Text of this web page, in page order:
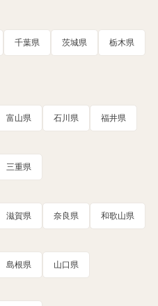
千葉県 茨城県 栃木県
富山県 石川県 福井県
三重県
滋賀県 奈良県 和歌山県
島根県 山口県